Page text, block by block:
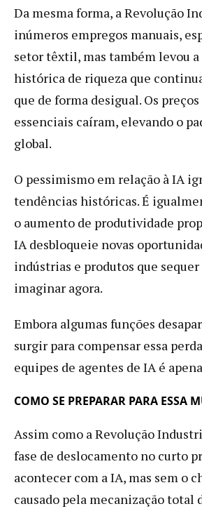
Da mesma forma, a Revolução
inúmeros empregos manuais,
setor têxtil, mas também levou a
histórica de riqueza que
que de forma desigual. Os preços
essenciais caíram, elevando o
global.
O pessimismo em relação à IA
tendências históricas. É
o aumento de produtividade
IA desbloqueie novas
indústrias e produtos que
imaginar agora.
Embora algumas funções
surgir para compensar essa
equipes de agentes de IA é
COMO SE PREPARAR PARA ESSA
Assim como a Revolução
fase de deslocamento no curto
acontecer com a IA, mas sem o
causado pela mecanização total